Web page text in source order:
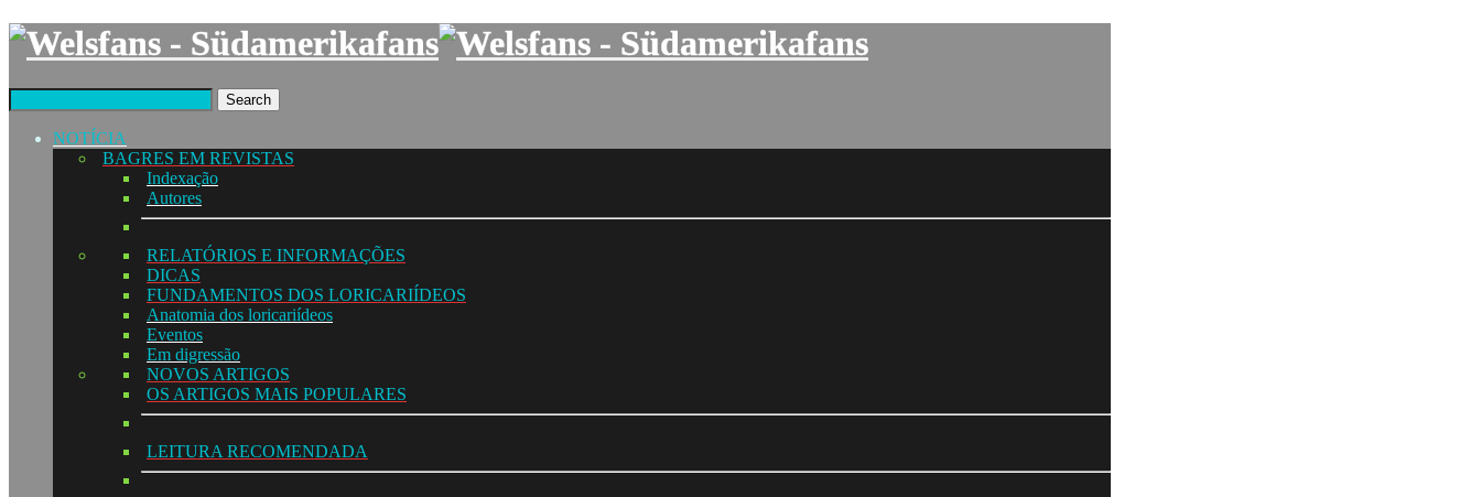
Search
NOTÍCIA
BAGRES EM REVISTAS
Indexação
Autores
RELATÓRIOS E INFORMAÇÕES
DICAS
FUNDAMENTOS DOS LORICARIÍDEOS
Anatomia dos loricariídeos
Eventos
Em digressão
NOVOS ARTIGOS
OS ARTIGOS MAIS POPULARES
LEITURA RECOMENDADA